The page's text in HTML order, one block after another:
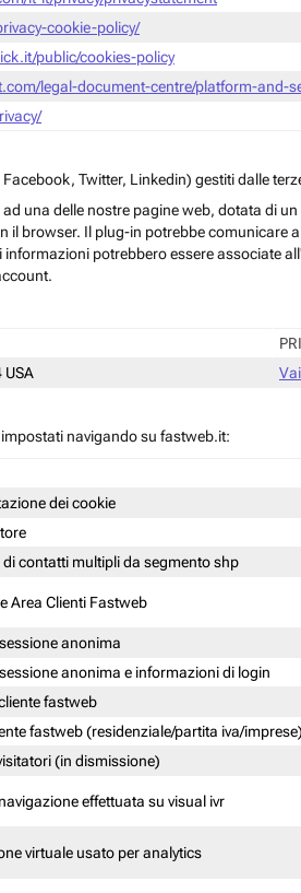
cookie-policy/
public/cookies-policy
legal-document-centre/platform-and-
Twitter, Linkedin) gestiti dalle
una delle nostre pagine web, dotata di
browser. Il plug-in potrebbe comunicare
potrebbero essere associate
USA
navigando su fastweb.it:
dei cookie
contatti multipli da segmento shp
Area Clienti Fastweb
anonima
anonima e informazioni di login
fastweb
fastweb (residenziale/partita iva/
(in dismissione)
effettuata su visual ivr
virtuale usato per analytics